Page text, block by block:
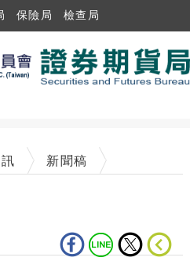
保險局 檢查局
新聞稿